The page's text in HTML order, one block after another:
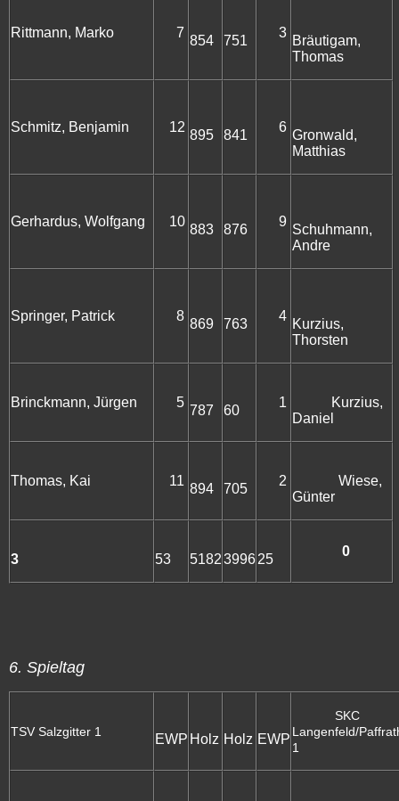
Rittmann, Marko 7
854 751
3
Bräutigam,
Thomas
Schmitz, Benjamin 12
895 841
6
Gronwald,
Matthias
Gerhardus, Wolfgang 10
883 876
9
Schuhmann,
Andre
Springer, Patrick 8
869 763
4
Kurzius,
Thorsten
Brinckmann, Jürgen 5
787 60
1
Kurzius,
Daniel
Thomas, Kai 11
894 705
2
Wiese,
Günter
3 53 5182399625
0
6. Spieltag
TSV Salzgitter 1 EWP Holz Holz EWP
SKC
Langenfeld/
1